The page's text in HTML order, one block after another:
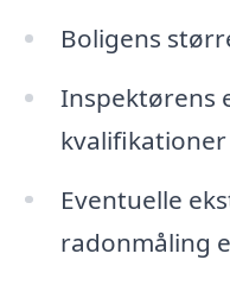
Boligens
Inspektørens
kvalifikationer
Eventuelle
radonmåling